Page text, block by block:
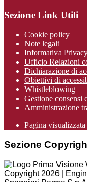
Sezione Link Utili
Cookie policy
Note legali
Informativa
Ufficio Relazioni
Dichiarazione di
Obiettivi di
Whistleblowing
Gestione consensi
Amministrazione
Pagina visualizzata
Sezione
Copyright 2026 |